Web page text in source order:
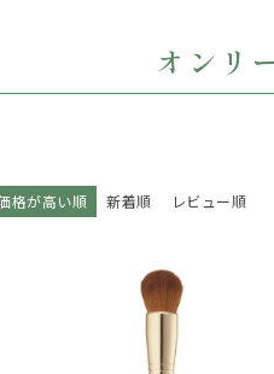
オンリ
格が高い順 新着順 レビュー順